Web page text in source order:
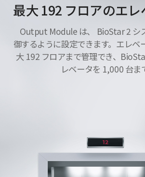
最大 192 フロアのエ
Output Module は、 BioStar 2 シ
御するように設定できます。エレベ
大 192 フロアまで管理でき、
レベータを 1,000 台ま